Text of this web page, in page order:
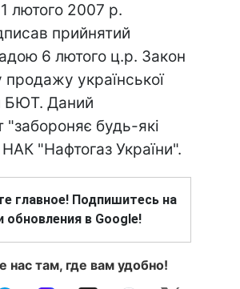
лютого 2007 р.
прийнятий
6 лютого ц.р. Закон
української
БЮТ. Даний
"забороняє будь-які
НАК "Нафтогаз України".
главное! Подпишитесь на
обновления в Google!
нас там, где вам удобно!